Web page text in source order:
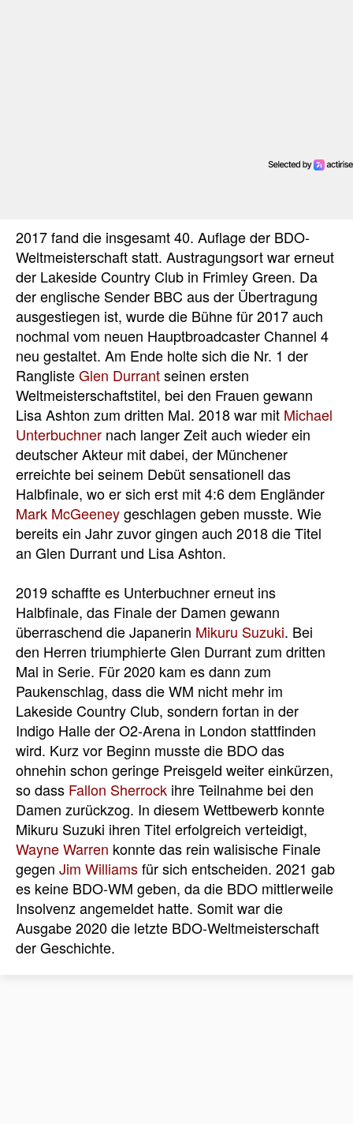
2017 fand die insgesamt 40. Auflage der BDO-
Weltmeisterschaft statt. Austragungsort war erneut
der Lakeside Country Club in Frimley Green. Da
der englische Sender BBC aus der Übertragung
ausgestiegen ist, wurde die Bühne für 2017 auch
nochmal vom neuen Hauptbroadcaster Channel 4
neu gestaltet. Am Ende holte sich die Nr. 1 der
RanglisteGlen Durrantseinen ersten
Weltmeisterschaftstitel, bei den Frauen gewann
Lisa Ashton zum dritten Mal. 2018 war mit Michael
Unterbuchner nach langer Zeit auch wieder ein
deutscher Akteur mit dabei, der Münchener
erreichte bei seinem Debüt sensationell das
Halbfinale, wo er sich erst mit 4:6 dem Engländer
Mark McGeeneygeschlagen geben musste. Wie
bereits ein Jahr zuvor gingen auch 2018 die Titel
an Glen Durrant und Lisa Ashton.
2019 schaffte es Unterbuchner erneut ins
Halbfinale, das Finale der Damen gewann
überraschend die Japanerin Mikuru Suzuki. Bei
den Herren triumphierte Glen Durrant zum dritten
Mal in Serie. Für 2020 kam es dann zum
Paukenschlag, dass die WM nicht mehr im
Lakeside Country Club, sondern fortan in der
Indigo Halle der O2-Arena in London stattfinden
wird. Kurz vor Beginn musste die BDO das
ohnehin schon geringe Preisgeld weiter einkürzen,
so dass Fallon Sherrock ihre Teilnahme bei den
Damen zurückzog. In diesem Wettbewerb konnte
Mikuru Suzuki ihren Titel erfolgreich verteidigt,
Wayne Warren konnte das rein walisische Finale
gegen Jim Williamsfür sich entscheiden. 2021 gab
es keine BDO-WM geben, da die BDO mittlerweile
Insolvenz angemeldet hatte. Somit war die
Ausgabe 2020 die letzte BDO-Weltmeisterschaft
der Geschichte.